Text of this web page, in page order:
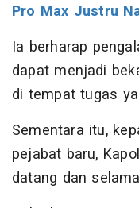
Pro Max Justru
Ia berharap
dapat menjadi
di tempat tugas
Sementara itu,
pejabat baru,
datang dan